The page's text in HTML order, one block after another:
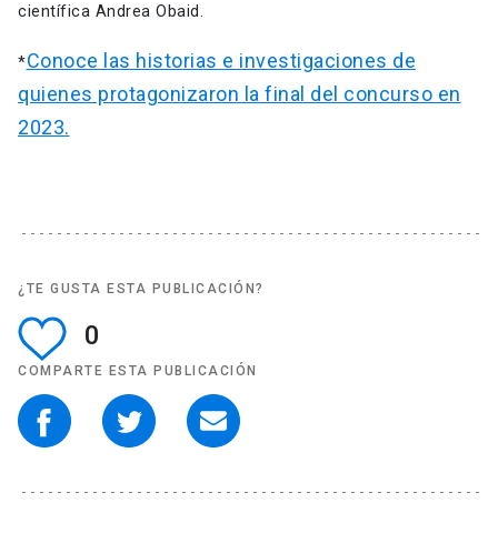
científica Andrea Obaid.
*Conoce las historias e investigaciones de
quienes protagonizaron la final del concurso en
2023.
¿TE GUSTA ESTA PUBLICACIÓN?
0
COMPARTE ESTA PUBLICACIÓN